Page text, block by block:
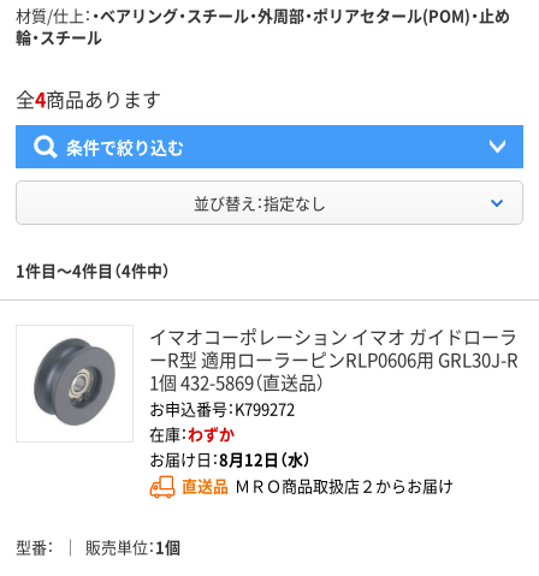
材質/仕上 ・ベアリング・スチール・外周部・ポリアセタール(POM)・止め
輪・スチール
全4商品あります
条件で絞り込む
並び替え：指定なし
1件目～4件目（4件中）
イマオコーポレーション イマオ ガイドローラ
ーR型 適用ローラーピンRLP0606用 GRL30J-R
1個 432-5869（直送品）
お申込番号：K799272
在庫：わずか
お届け日：8月12日（水）
直送品 ＭＲＯ商品取扱店２からお届け
型番 販売単位 1個